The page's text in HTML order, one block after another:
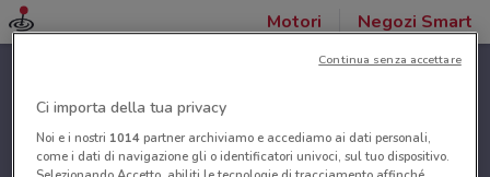
Motori Negozi Smart
Ci importa della tua privacy
Noi e i nostri 1014partner archiviamo e accediamo ai dati personali,
come i dati di navigazione gli o identificatori univoci, sul tuo dispositivo.
Continua senza accettare